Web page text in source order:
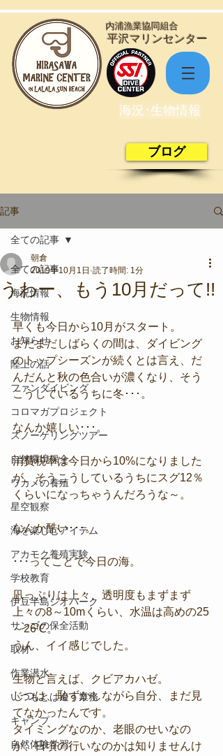
​平沢マリンセンター
​内浦漁業協同組合
海況･生物情報
ブログ
記事
全ての記事
海況情報
生物情報
お知らせ
陸上の話
ファンダイビング
コロマガプロジェクト
スノーケリングツアー
自然環境保全
ワカメの養殖
星空観察
海を楽しむアイテム
アカモク養殖実験
学校教育
伊豆半島ジオパーク
サンゴの保全活動
取材
作業潜水
いつもとは違う業務
キャンプ
自然体験学習
全ての記事
うわー、もう10月だって!!
朝倉
2019年10月1日 読了時間: 1分
早くも今日から10月がスタート。
まだまだしばらくの間は、ダイビング
のトップシーズンが続くとは言え、だ
んだんと秋の色合いが濃くなり、そう
こうしているうちに冬･･･。
なんか嬉しい･･･。
消費税率は今日から10%になりました
が、そうこうしているうちにスグ12％
くらいになっちゃうんだろうな～。
なんか酷い･･･。
･･･ってことで今日の海。
凪っぷりは上々、透明度もまずまず
上々の8～10mくらい、水温は高めの25
～26℃。
うん、イイ感じでした。
生物と言えば、クビアカハゼ。
じつは、恥ずかしながら自分、まだ見
てなかったんです。
タイミングなのか、老眼のせいなの
か、日頃の行いなのかは知りませんけ